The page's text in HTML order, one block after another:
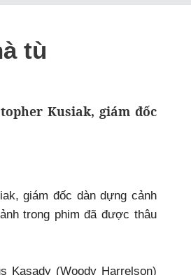
tù
Kusiak, giám đốc
giám đốc dàn dựng cảnh
trong phim đã được thâu
Kasady (Woody Harrelson)